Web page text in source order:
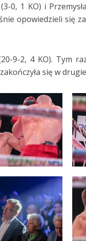
0, 1 KO) i
opowiedzieli się
9-2, 4 KO). Tym
się w